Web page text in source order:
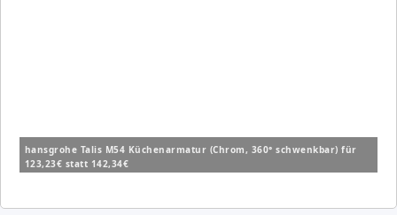
hansgrohe Talis M54 Küchenarmatur (Chrom, 360° schwenkbar) für
123,23€ statt 142,34€